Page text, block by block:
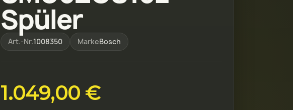
Spüler
Art.-Nr.1008350 MarkeBosch
1.049,00 €